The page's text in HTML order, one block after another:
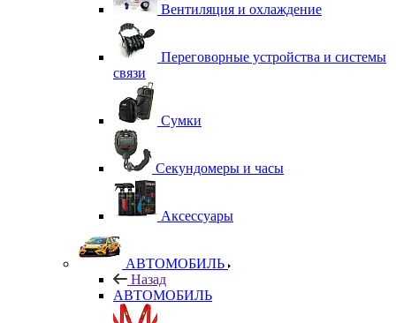
Вентиляция и охлаждение
Переговорные устройства и системы
связи
Сумки
Секундомеры и часы
Аксессуары
АВТОМОБИЛЬ
Назад
АВТОМОБИЛЬ